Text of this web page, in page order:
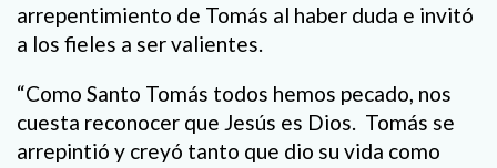
arrepentimiento de Tomás al haber duda e invitó
a los fieles a ser valientes.
“Como Santo Tomás todos hemos pecado, nos
cuesta reconocer que Jesús es Dios. Tomás se
arrepintió y creyó tanto que dio su vida como